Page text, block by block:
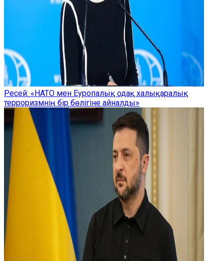
Ресей: «НАТО мен Еуропалық одақ халықаралық
терроризмнің бір бөлігіне айналды»